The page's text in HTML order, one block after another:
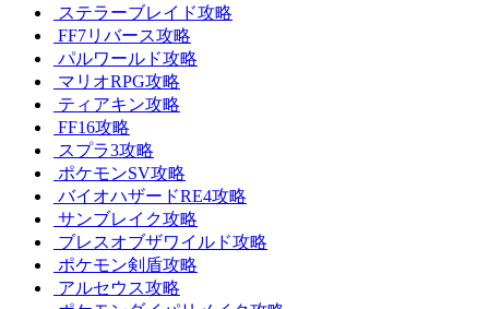
ステラーブレイド攻略
FF7リバース攻略
パルワールド攻略
マリオRPG攻略
ティアキン攻略
FF16攻略
スプラ3攻略
ポケモンSV攻略
バイオハザードRE4攻略
サンブレイク攻略
ブレスオブザワイルド攻略
ポケモン剣盾攻略
アルセウス攻略